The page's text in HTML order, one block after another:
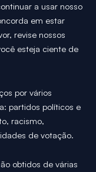
a usar nosso
em estar
revise nossos
esteja ciente de
por vários
partidos políticos e
racismo,
de votação.
obtidos de várias